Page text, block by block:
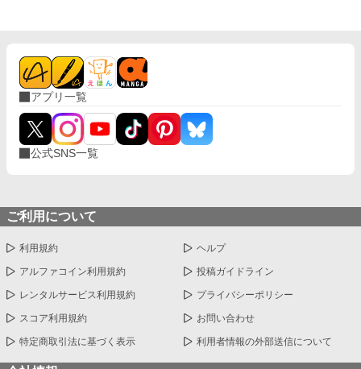
アプリ一覧
公式SNS一覧
ご利用について
利用規約 ヘルプ
アルファコイン利用規約 投稿ガイドライン
レンタルサービス利用規約 プライバシーポリシー
スコア利用規約 お問い合わせ
特定商取引法に基づく表示 利用者情報の外部送信について